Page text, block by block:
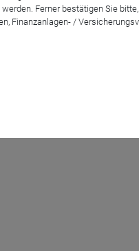
hochkomplexe Aufgaben
Grund: Wie Untersuchungen
Ferner bestätigen Sie
Finanzanlagen- /